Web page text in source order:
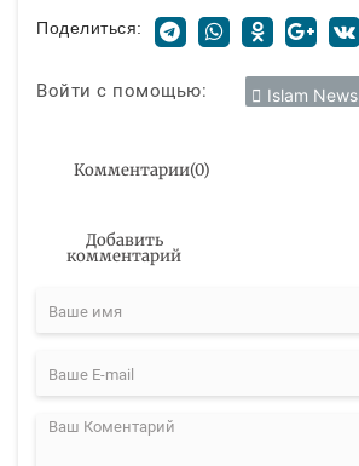
Поделиться:
Войти с помощью: Islam News
Комментарии(0)
Добавить
комментарий